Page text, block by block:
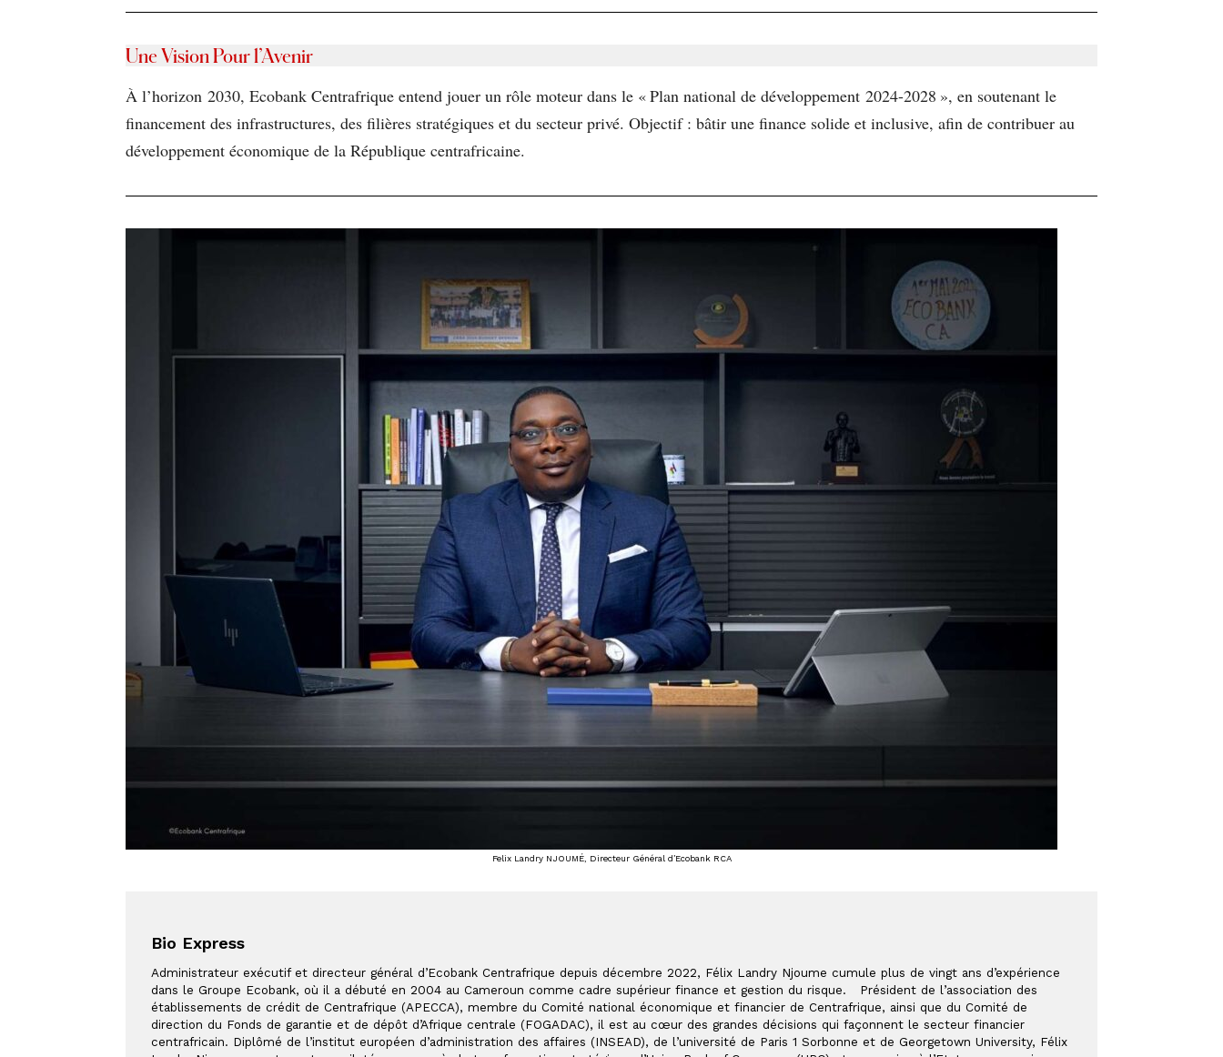
Une Vision Pour l’Avenir
À l’horizon 2030, Ecobank Centrafrique entend jouer un rôle moteur dans le « Plan national de développement 2024-2028 », en soutenant le
financement des infrastructures, des filières stratégiques et du secteur privé. Objectif : bâtir une finance solide et inclusive, afin de contribuer au
développement économique de la République centrafricaine.
Felix Landry NJOUMÉ, Directeur Général d’Ecobank RCA
Bio Express
Administrateur exécutif et directeur général d’Ecobank Centrafrique depuis décembre 2022, Félix Landry Njoume cumule plus de vingt ans d’expérience
dans le Groupe Ecobank, où il a débuté en 2004 au Cameroun comme cadre supérieur finance et gestion du risque.   Président de l’association des
établissements de crédit de Centrafrique (APECCA), membre du Comité national économique et financier de Centrafrique, ainsi que du Comité de
direction du Fonds de garantie et de dépôt d’Afrique centrale (FOGADAC), il est au cœur des grandes décisions qui façonnent le secteur financier
centrafricain. Diplômé de l’institut européen d’administration des affaires (INSEAD), de l’université de Paris 1 Sorbonne et de Georgetown University, Félix